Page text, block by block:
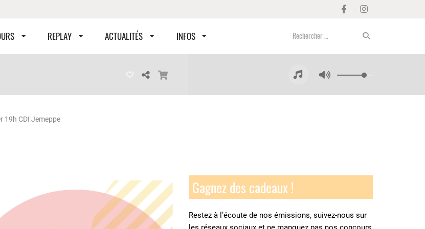
REPLAY ACTUALITÉS INFOS
19h CDI Jemeppe
Gagnez des cadeaux !
Restez à l’écoute de nos émissions, suivez-nous sur